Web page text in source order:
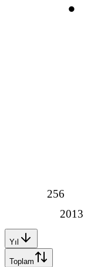
2013
256
Yıl
Toplam